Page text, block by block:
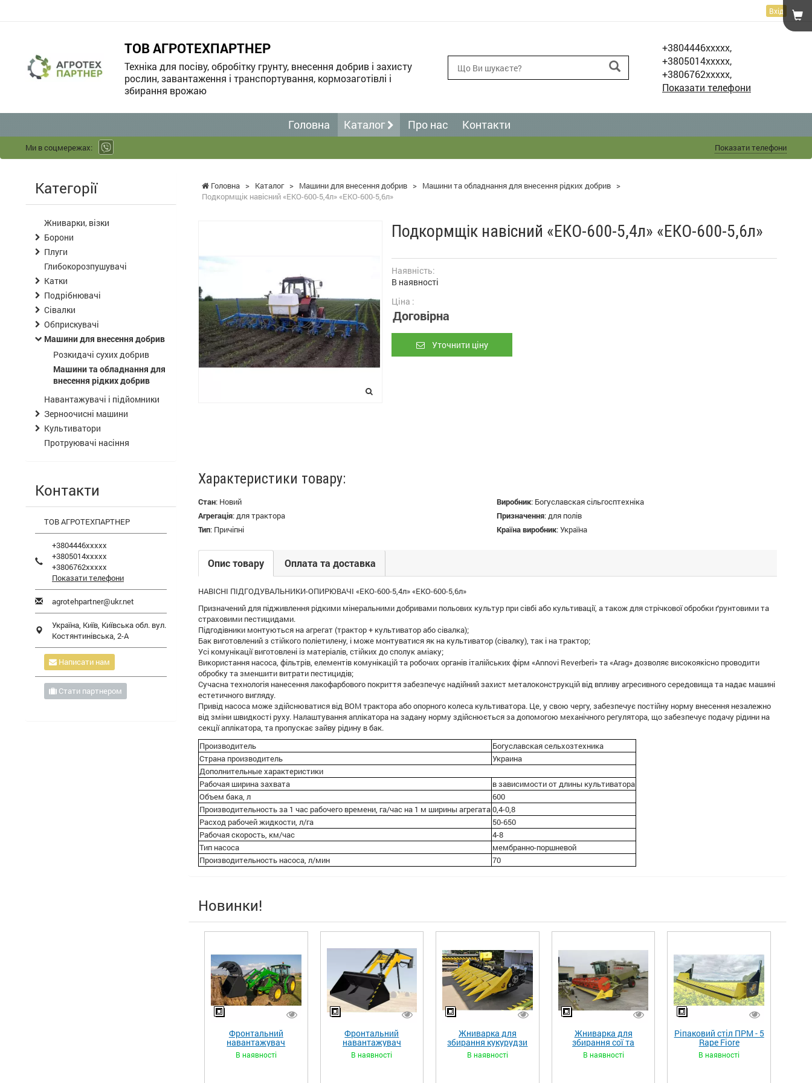
Вхід
ТОВ АГРОТЕХПАРТНЕР
Техніка для посіву, обробітку грунту, внесення добрив і захисту
рослин, завантаження і транспортування, кормозаготівлі і
збирання врожаю
+3804446xxxxx,
+3805014xxxxx,
+3806762xxxxx,
Показати телефони
Головна Каталог Про нас Контакти
Ми в соцмережах: Показати телефони
Головна > Каталог > Машини для внесення добрив > Машини та обладнання для внесення рідких добрив >
Подкормщік навісний «ЕКО-600-5,4л» «ЕКО-600-5,6л»
Подкормщік навісний «ЕКО-600-5,4л» «ЕКО-600-5,6л»
Наявність:
В наявності
Ціна :
Договірна
Уточнити ціну
Характеристики товару:
Стан: Новий Виробник: Богуславская сільгосптехніка
Агрегація:для трактора Призначення:для полів
Тип: Причіпні Країна виробник:Україна
Опис товару Оплата та доставка
НАВІСНІ ПІДГОДУВАЛЬНИКИ-ОПИРЮВАЧІ «ЕКО-600-5,4л» «ЕКО-600-5,6л»
Призначений для підживлення рідкими мінеральними добривами польових культур при сівбі або культивації, а також для стрічкової обробки ґрунтовими та
страховими пестицидами.
Підгодівники монтуються на агрегат (трактор + культиватор або сівалка);
Бак виготовлений з стійкого поліетилену, і може монтуватися як на культиватор (сівалку), так і на трактор;
Усі комунікації виготовлені із матеріалів, стійких до сполук аміаку;
Використання насоса, фільтрів, елементів комунікацій та робочих органів італійських фірм «Annovi Reverberi» та «Arag» дозволяє високоякісно проводити
обробку та зменшити витрати пестицидів;
Сучасна технологія нанесення лакофарбового покриття забезпечує надійний захист металоконструкцій від впливу агресивного середовища та надає машині
естетичного вигляду.
Привід насоса може здійснюватися від ВОМ трактора або опорного колеса культиватора. Це, у свою чергу, забезпечує постійну норму внесення незалежно
від зміни швидкості руху. Налаштування аплікатора на задану норму здійснюється за допомогою механічного регулятора, що забезпечує подачу рідини на
секції аплікатора, та пропускає зайву рідину в бак.
Производитель
Богуславская сельхозтехника
Страна производитель
Украина
Дополнительные характеристики
Рабочая ширина захвата
в зависимости от длины культиватора
Объем бака, л
600
Производительность за 1 час рабочего времени, га/час на 1 м ширины агрегата0,4-0,8
Расход рабочей жидкости, л/га
50-650
Рабочая скорость, км/час
4-8
Тип насоса
мембранно-поршневой
Производительность насоса, л/мин
70
Новинки!
Фронтальний
навантажувач
«STRONG XL»
В наявності
Фронтальний
навантажувач
«STRONG»
В наявності
Жниварка для
збирання кукурудзи
ЖКИ-870
В наявності
Жниварка для
збирання сої та
гороху «ETTARO»
В наявності
Ріпаковий стіл ПРМ - 5
Rape Fiore
В наявності
Категорії
Жниварки, візки
Борони
Плуги
Глибокорозпушувачі
Катки
Подрібнювачі
Сівалки
Обприскувачі
Машини для внесення добрив
Розкидачі сухих добрив
Машини та обладнання для
внесення рідких добрив
Навантажувачі і підйомники
Зерноочисні машини
Культиватори
Протруювачі насіння
Контакти
ТОВ АГРОТЕХПАРТНЕР
+3804446xxxxx
+3805014xxxxx
+3806762xxxxx
Показати телефони
agrotehpartner@ukr.net
Україна, Київ, Київська обл. вул.
Костянтинівська, 2-А
Написати нам
Стати партнером